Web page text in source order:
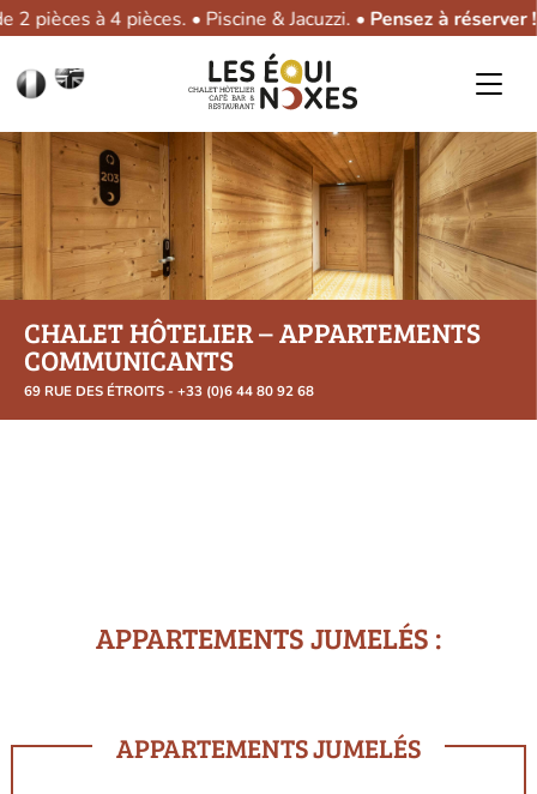
à 4 pièces. • Piscine & Jacuzzi. •Pensez à réserver ! Le
content
Accéder à la page en English.
CHALET HÔTELIER – APPARTEMENTS
COMMUNICANTS
69 RUE DES ÉTROITS - +33 (0)6 44 80 92 68
APPARTEMENTS JUMELÉS :
APPARTEMENTS JUMELÉS